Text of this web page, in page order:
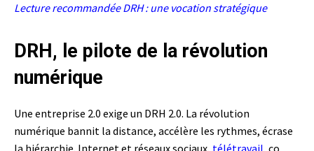
Lecture recommandéeDRH : une vocation stratégique
DRH, le pilote de la révolution
numérique
Une entreprise 2.0 exige un DRH 2.0. La révolution
numérique bannit la distance, accélère les rythmes, écrase